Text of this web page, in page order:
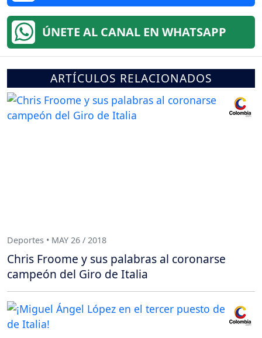
ÚNETE AL CANAL EN WHATSAPP
ARTÍCULOS RELACIONADOS
Deportes • MAY 26 / 2018
Chris Froome y sus palabras al coronarse
campeón del Giro de Italia